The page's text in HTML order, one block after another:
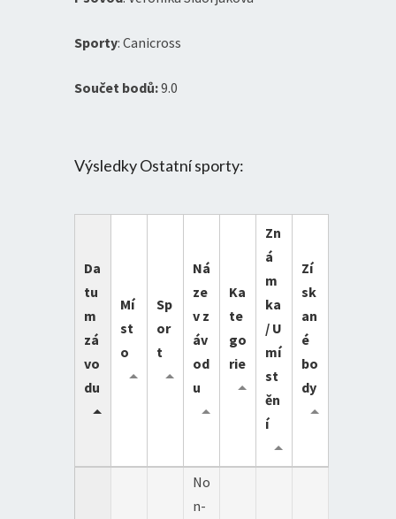
Sporty: Canicross
Součet bodů:9.0
Výsledky Ostatní sporty:
Da
tu
m
zá
vo
du
Mí
st
o
Sp
or
t
Ná
ze
v z
áv
od
u
Ka
te
go
rie
Zn
á
m
ka
/ U
mí
st
ěn
í
Zí
sk
an
é
bo
dy
No
n-